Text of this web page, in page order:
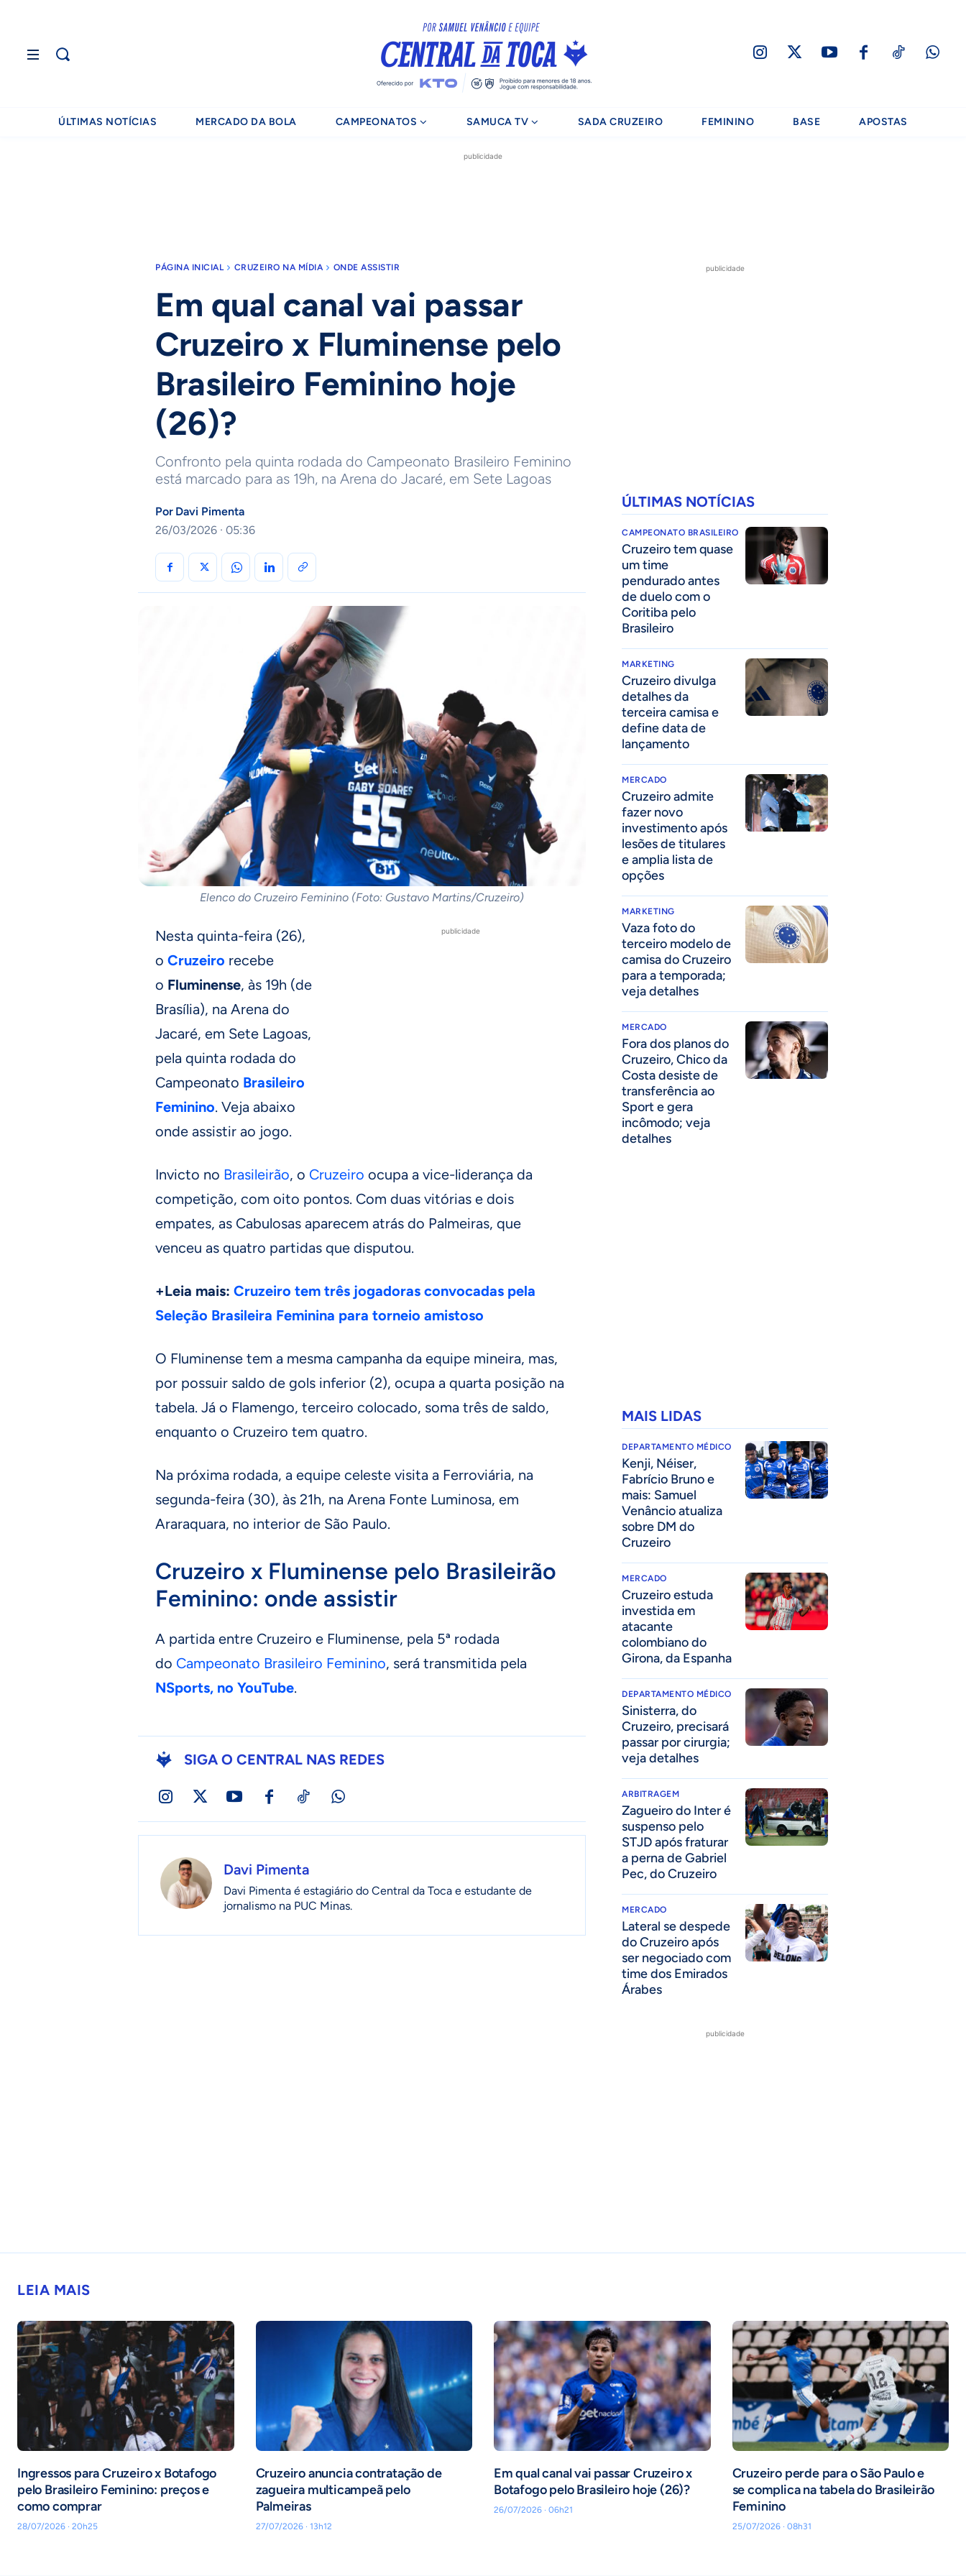
ÚLTIMAS NOTÍCIAS MERCADO DA BOLA CAMPEONATOS SAMUCA TV SADA CRUZEIRO FEMININO BASE APOSTAS
publicidade
PÁGINA INICIAL CRUZEIRO NA MÍDIA ONDE ASSISTIR
Em qual canal vai passar
Cruzeiro x Fluminense pelo
Brasileiro Feminino hoje
(26)?
Confronto pela quinta rodada do Campeonato Brasileiro Feminino
está marcado para as 19h, na Arena do Jacaré, em Sete Lagoas
Por Davi Pimenta
26/03/2026 · 05:36
Elenco do Cruzeiro Feminino (Foto: Gustavo Martins/Cruzeiro)
publicidade
Nesta quinta-feira (26),
o Cruzeiro recebe
o Fluminense, às 19h (de
Brasília), na Arena do
Jacaré, em Sete Lagoas,
pela quinta rodada do
Campeonato Brasileiro
Feminino. Veja abaixo
onde assistir ao jogo.
Invicto no Brasileirão, o Cruzeiro ocupa a vice-liderança da
competição, com oito pontos. Com duas vitórias e dois
empates, as Cabulosas aparecem atrás do Palmeiras, que
venceu as quatro partidas que disputou.
+Leia mais: Cruzeiro tem três jogadoras convocadas pela
Seleção Brasileira Feminina para torneio amistoso
O Fluminense tem a mesma campanha da equipe mineira, mas,
por possuir saldo de gols inferior (2), ocupa a quarta posição na
tabela. Já o Flamengo, terceiro colocado, soma três de saldo,
enquanto o Cruzeiro tem quatro.
Na próxima rodada, a equipe celeste visita a Ferroviária, na
segunda-feira (30), às 21h, na Arena Fonte Luminosa, em
Araraquara, no interior de São Paulo.
Cruzeiro x Fluminense pelo Brasileirão
Feminino: onde assistir
A partida entre Cruzeiro e Fluminense, pela 5ª rodada
do Campeonato Brasileiro Feminino, será transmitida pela
NSports, no YouTube.
SIGA O CENTRAL NAS REDES
Davi Pimenta
Davi Pimenta é estagiário do Central da Toca e estudante de
jornalismo na PUC Minas.
publicidade
ÚLTIMAS NOTÍCIAS
CAMPEONATO BRASILEIRO
Cruzeiro tem quase
um time
pendurado antes
de duelo com o
Coritiba pelo
Brasileiro
MARKETING
Cruzeiro divulga
detalhes da
terceira camisa e
define data de
lançamento
MERCADO
Cruzeiro admite
fazer novo
investimento após
lesões de titulares
e amplia lista de
opções
MARKETING
Vaza foto do
terceiro modelo de
camisa do Cruzeiro
para a temporada;
veja detalhes
MERCADO
Fora dos planos do
Cruzeiro, Chico da
Costa desiste de
transferência ao
Sport e gera
incômodo; veja
detalhes
MAIS LIDAS
DEPARTAMENTO MÉDICO
Kenji, Néiser,
Fabrício Bruno e
mais: Samuel
Venâncio atualiza
sobre DM do
Cruzeiro
MERCADO
Cruzeiro estuda
investida em
atacante
colombiano do
Girona, da Espanha
DEPARTAMENTO MÉDICO
Sinisterra, do
Cruzeiro, precisará
passar por cirurgia;
veja detalhes
ARBITRAGEM
Zagueiro do Inter é
suspenso pelo
STJD após fraturar
a perna de Gabriel
Pec, do Cruzeiro
MERCADO
Lateral se despede
do Cruzeiro após
ser negociado com
time dos Emirados
Árabes
publicidade
LEIA MAIS
Ingressos para Cruzeiro x Botafogo
pelo Brasileiro Feminino: preços e
como comprar
28/07/2026 · 20h25
Cruzeiro anuncia contratação de
zagueira multicampeã pelo
Palmeiras
27/07/2026 · 13h12
Em qual canal vai passar Cruzeiro x
Botafogo pelo Brasileiro hoje (26)?
26/07/2026 · 06h21
Cruzeiro perde para o São Paulo e
se complica na tabela do Brasileirão
Feminino
25/07/2026 · 08h31